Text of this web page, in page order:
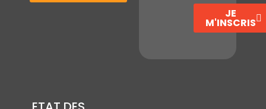
JE
M'INSCRIS